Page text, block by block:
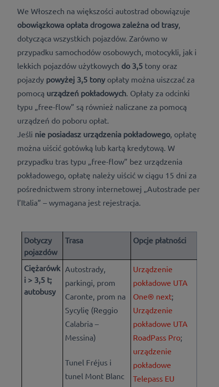
We Włoszech na większości autostrad obowiązuje
obowiązkowa opłata drogowa zależna od trasy
dotycząca wszystkich pojazdów. Zarówno w
przypadku samochodów osobowych, motocykli, jak i
lekkich pojazdów użytkowych do 3,5 tony oraz
pojazdy powyżej 3,5 tony opłaty można uiszczać za
pomocą urządzeń pokładowych . Opłaty za odcinki
typu „free-flow” są również naliczane za pomocą
urządzeń do poboru opłat.
Jeśli nie posiadasz urządzenia pokładowego, opłatę
można uiścić gotówką lub kartą kredytową . W
przypadku tras typu „free-flow” bez urządzenia
pokładowego, opłatę należy uiścić w ciągu 15 dni za
pośrednictwem strony internetowej „Autostrade per
l’Italia” – wymagana jest rejestracja.
Dotyczy
pojazdów
Trasa Opcje płatności
Ciężarówk
i > 3,5 t;
autobusy
Autostrady,
parkingi, prom
Caronte, prom na
Sycylię (Reggio
Calabria –
Messina)
Tunel Fréjus i
tunel Mont Blanc
Urządzenie
pokładowe UTA
One® next;
Urządzenie
pokładowe UTA
RoadPass Pro;
urządzenie
pokładowe
Telepass EU